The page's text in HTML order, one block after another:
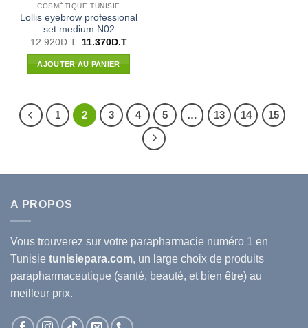
COSMÉTIQUE TUNISIE
Lollis eyebrow professional
set medium N02
12.920D.T
Le
initial
était :
11.370 D.TLe
AJOUTER AU PANIER
1 2 3 4 5 … 13 14 15
A PROPOS
Vous trouverez sur votre parapharmacie numéro 1 en
Tunisie tunisiepara.com, un large choix de produits
parapharmaceutique (santé, beauté, et bien être) au
meilleur prix.